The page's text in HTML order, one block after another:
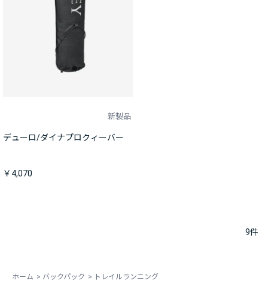
新製品
デューロ/ダイナプロクィーバー
￥4,070
9件
ホーム > バックパック > トレイルランニング